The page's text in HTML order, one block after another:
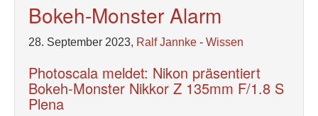
Bokeh-Monster Alarm
28. September 2023, Ralf Jannke - Wissen
Photoscala meldet: Nikon präsentiert
Bokeh-Monster Nikkor Z 135mm F/1.8 S
Plena